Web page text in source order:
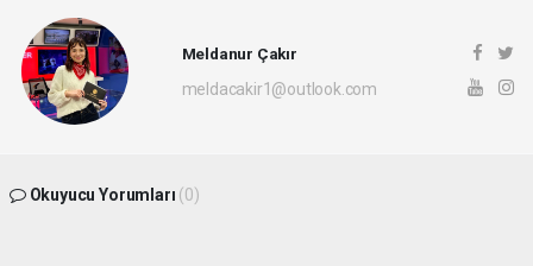
Meldanur Çakır
meldacakir1@outlook.com
Okuyucu Yorumları (0)